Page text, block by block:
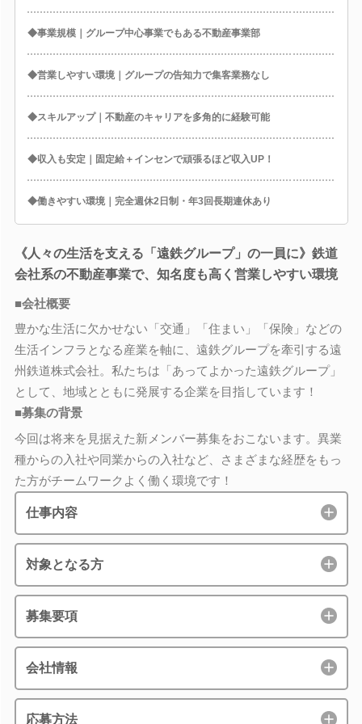
◆事業規模｜グループ中心事業でもある不動産事業部
◆営業しやすい環境｜グループの告知力で集客業務なし
◆スキルアップ｜不動産のキャリアを多角的に経験可能
◆収入も安定｜固定給＋インセンで頑張るほど収入UP！
◆働きやすい環境｜完全週休2日制・年3回長期連休あり
《人々の生活を支える「遠鉄グループ」の一員に》鉄道
会社系の不動産事業で、知名度も高く営業しやすい環境
■会社概要
豊かな生活に欠かせない「交通」「住まい」「保険」などの
生活インフラとなる産業を軸に、遠鉄グループを牽引する遠
州鉄道株式会社。私たちは「あってよかった遠鉄グループ」
として、地域とともに発展する企業を目指しています！
■募集の背景
今回は将来を見据えた新メンバー募集をおこないます。異業
種からの入社や同業からの入社など、さまざまな経歴をもっ
た方がチームワークよく働く環境です！
仕事内容
対象となる方
募集要項
会社情報
応募方法